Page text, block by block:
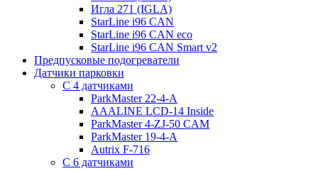
Игла 271 (IGLA)
StarLine i96 CAN
StarLine i96 CAN eco
StarLine i96 CAN Smart v2
Предпусковые подогреватели
Датчики парковки
С 4 датчиками
ParkMaster 22-4-A
AAALINE LCD-14 Inside
ParkMaster 4-ZJ-50 CAM
ParkMaster 19-4-A
Autrix F-716
С 6 датчиками